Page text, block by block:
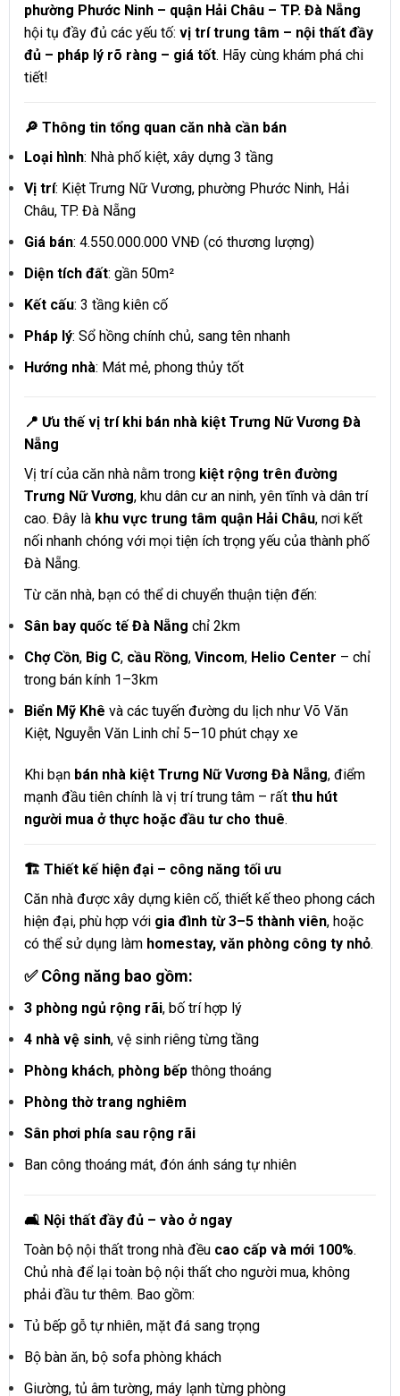
phường Phước Ninh – quận Hải Châu – TP. Đà Nẵng
hội tụ đầy đủ các yếu tố: vị trí trung tâm – nội thất đầy
đủ – pháp lý rõ ràng – giá tốt. Hãy cùng khám phá chi
tiết!
🔎 Thông tin tổng quan căn nhà cần bán
Loại hình: Nhà phố kiệt, xây dựng 3 tầng
Vị trí: Kiệt Trưng Nữ Vương, phường Phước Ninh, Hải
Châu, TP. Đà Nẵng
Giá bán: 4.550.000.000 VNĐ (có thương lượng)
Diện tích đất: gần 50m²
Kết cấu: 3 tầng kiên cố
Pháp lý: Sổ hồng chính chủ, sang tên nhanh
Hướng nhà: Mát mẻ, phong thủy tốt
📍 Ưu thế vị trí khi bán nhà kiệt Trưng Nữ Vương Đà
Nẵng
Vị trí của căn nhà nằm trong kiệt rộng trên đường
Trưng Nữ Vương, khu dân cư an ninh, yên tĩnh và dân trí
cao. Đây là khu vực trung tâm quận Hải Châu, nơi kết
nối nhanh chóng với mọi tiện ích trọng yếu của thành phố
Đà Nẵng.
Từ căn nhà, bạn có thể di chuyển thuận tiện đến:
Sân bay quốc tế Đà Nẵng chỉ 2km
Chợ Cồn, Big C, cầu Rồng, Vincom, Helio Center – chỉ
trong bán kính 1–3km
Biển Mỹ Khê và các tuyến đường du lịch như Võ Văn
Kiệt, Nguyễn Văn Linh chỉ 5–10 phút chạy xe
Khi bạn bán nhà kiệt Trưng Nữ Vương Đà Nẵng, điểm
mạnh đầu tiên chính là vị trí trung tâm – rất thu hút
người mua ở thực hoặc đầu tư cho thuê.
🏗 Thiết kế hiện đại – công năng tối ưu
Căn nhà được xây dựng kiên cố, thiết kế theo phong cách
hiện đại, phù hợp với gia đình từ 3–5 thành viên, hoặc
có thể sử dụng làm homestay, văn phòng công ty nhỏ.
✅ Công năng bao gồm:
3 phòng ngủ rộng rãi, bố trí hợp lý
4 nhà vệ sinh, vệ sinh riêng từng tầng
Phòng khách, phòng bếp thông thoáng
Phòng thờ trang nghiêm
Sân phơi phía sau rộng rãi
Ban công thoáng mát, đón ánh sáng tự nhiên
🛋 Nội thất đầy đủ – vào ở ngay
Toàn bộ nội thất trong nhà đều cao cấp và mới 100%.
Chủ nhà để lại toàn bộ nội thất cho người mua, không
phải đầu tư thêm. Bao gồm:
Tủ bếp gỗ tự nhiên, mặt đá sang trọng
Bộ bàn ăn, bộ sofa phòng khách
Giường, tủ âm tường, máy lạnh từng phòng